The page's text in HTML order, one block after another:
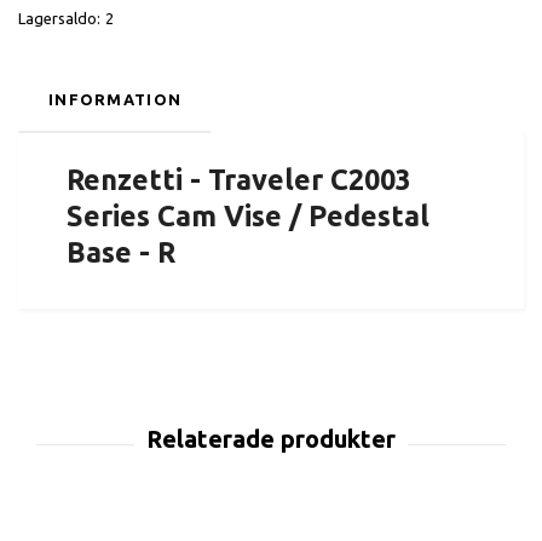
Lagersaldo: 2
INFORMATION
Renzetti - Traveler C2003
Series Cam Vise / Pedestal
Base - R